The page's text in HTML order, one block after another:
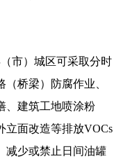
市）城区可采取分时
桥梁）防腐作业、
、建筑工地喷涂粉
立面改造等排放VOCs
减少或禁止日间油罐